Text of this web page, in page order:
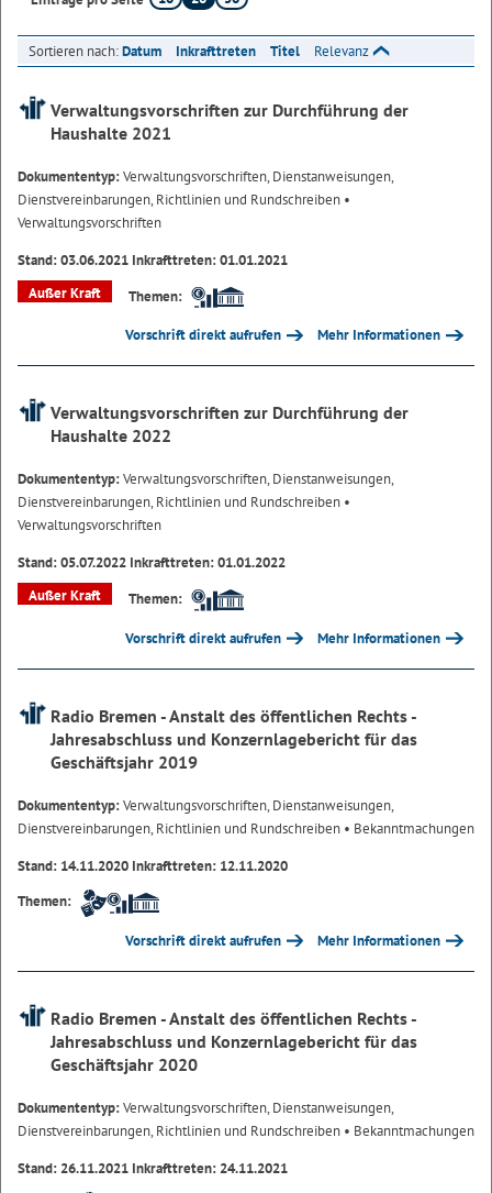
Sortieren nach:Datum Inkrafttreten Titel Relevanz
Verwaltungsvorschriften zur Durchführung der
Haushalte 2021
Dokumententyp:Verwaltungsvorschriften, Dienstanweisungen,
Dienstvereinbarungen, Richtlinien und Rundschreiben •
Verwaltungsvorschriften
Stand: 03.06.2021 Inkrafttreten: 01.01.2021
Außer Kraft
Themen:
Vorschrift direkt aufrufen Mehr Informationen
Verwaltungsvorschriften zur Durchführung der
Haushalte 2022
Dokumententyp:Verwaltungsvorschriften, Dienstanweisungen,
Dienstvereinbarungen, Richtlinien und Rundschreiben •
Verwaltungsvorschriften
Stand: 05.07.2022 Inkrafttreten: 01.01.2022
Außer Kraft
Themen:
Vorschrift direkt aufrufen Mehr Informationen
Radio Bremen - Anstalt des öffentlichen Rechts -
Jahresabschluss und Konzernlagebericht für das
Geschäftsjahr 2019
Dokumententyp:Verwaltungsvorschriften, Dienstanweisungen,
Dienstvereinbarungen, Richtlinien und Rundschreiben • Bekanntmachungen
Stand: 14.11.2020 Inkrafttreten: 12.11.2020
Themen:
Vorschrift direkt aufrufen Mehr Informationen
Radio Bremen - Anstalt des öffentlichen Rechts -
Jahresabschluss und Konzernlagebericht für das
Geschäftsjahr 2020
Dokumententyp:Verwaltungsvorschriften, Dienstanweisungen,
Dienstvereinbarungen, Richtlinien und Rundschreiben • Bekanntmachungen
Stand: 26.11.2021 Inkrafttreten: 24.11.2021